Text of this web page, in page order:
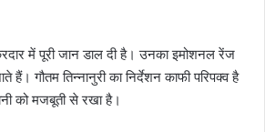
में पूरी जान डाल दी है। उनका इमोशनल रेंज
गौतम तिन्नानुरी का निर्देशन काफी परिपक्व है
को मजबूती से रखा है।